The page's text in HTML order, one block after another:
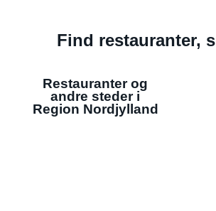
Find restauranter,
Restauranter og
andre steder i
Region Nordjylland